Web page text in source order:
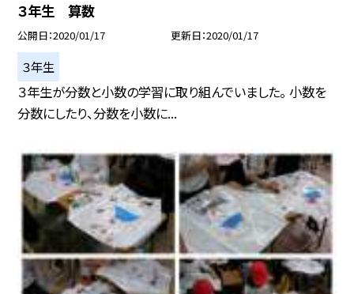
３年生 算数
公開日 2020/01/17 更新日 2020/01/17
３年生
３年生が分数と小数の学習に取り組んでいました。 小数を
分数にしたり、分数を小数に...